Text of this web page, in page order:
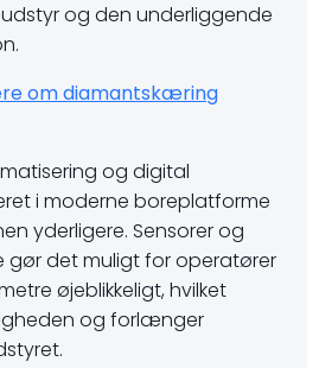
og den underliggende
om diamantskæring
og digital
i moderne boreplatforme
yderligere. Sensorer og
gør det muligt for operatører
øjeblikkeligt, hvilket
og forlænger